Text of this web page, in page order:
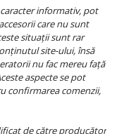
informativ, pot
care nu sunt
situații sunt rar
site-ului, însă
nu fac mereu față
aspecte se pot
confirmarea comenzii,
de către producător